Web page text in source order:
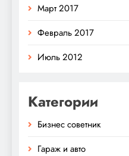
Март 2017
Февраль 2017
Июль 2012
Категории
Бизнес советник
Гараж и авто